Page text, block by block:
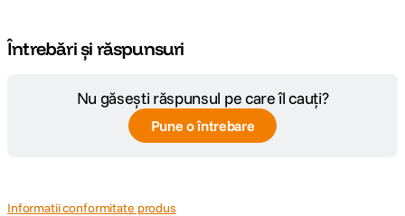
Întrebări și răspunsuri
Nu găsești răspunsul pe care îl cauți?
Pune o întrebare
Informatii conformitate produs